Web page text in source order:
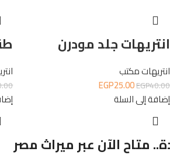
انتريهات جلد مودرن
انتريهات مكتب
EGP40.00
EGP25.00
إضافة إلى السلة
متاح الآن عبر ميراث مصر